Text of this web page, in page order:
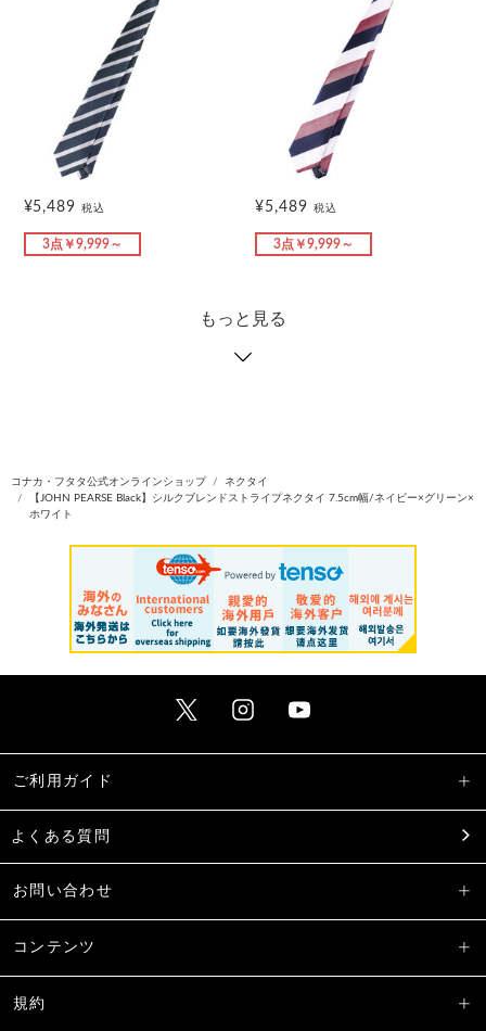
¥5,489税込
3点￥9,999～
¥5,489 税込
3点￥9,999～
もっと見る
コナカ・フタタ公式オンラインショップ
ネクタイ
【JOHN PEARSE Black】シルクブレンドストライプネクタイ 7.5cm幅/ネイビー×グリーン×
ホワイト
ご利用ガイド
よくある質問
お問い合わせ
コンテンツ
規約